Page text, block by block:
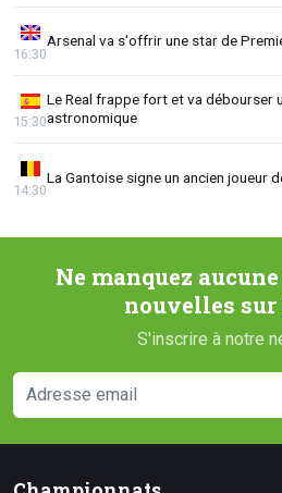
Arsenal va s'offrir une star de
16:30
Le Real frappe fort et va débourser
astronomique
15:30
La Gantoise signe un ancien joueur
14:30
Ne manquez
nouvelles sur
S'inscrire à notre